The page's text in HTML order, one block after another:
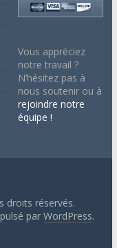
Vous appréciez
notre travail ?
N’hésitez pas à
nous soutenir ou à
rejoindre notre
équipe !
droits réservés.
parWordPress.